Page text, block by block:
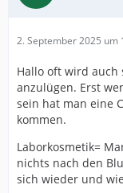
2. September 2025 um
Hallo oft wird auch
anzulügen. Erst
sein hat man eine
kommen.
Laborkosmetik=
nichts nach den
sich wieder und